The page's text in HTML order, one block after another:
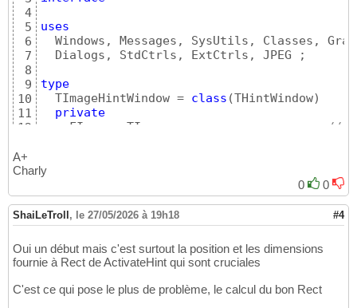
4
5
6
7
8
9
10
11
12
14
15
17
18
19
20
21
23
uses
Windows, Messages, SysUtils, Classes,
  Dialogs, StdCtrls, ExtCtrls, JPEG ;
type
  TImageHintWindow =
class (THintWindow)
private
    FImage: TImage;
//
constructor Create(AOwner: TComponent);
destructor Destroy;
end;
implementation
{ TImageHintWindow }
A+
Charly
0
0
ShaiLeTroll , le 27/05/2026 à 19h18 #4
Oui un début mais c'est surtout la position et les dimensions
fournie à Rect de ActivateHint qui sont cruciales
C'est ce qui pose le plus de problème, le calcul du bon Rect